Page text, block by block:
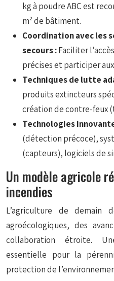
kg à poudre ABC est
m² de bâtiment.
Coordination avec les
secours :Faciliter
précises et participer
Techniques de lutte
produits extincteurs
création de contre-feux
Technologies
(détection précoce),
(capteurs), logiciels de
Un modèle agricole
incendies
L’agriculture de demain
agroécologiques, des
collaboration étroite.
essentielle pour la
protection de